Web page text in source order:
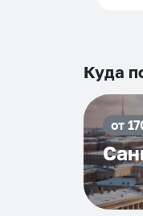
Куда
от